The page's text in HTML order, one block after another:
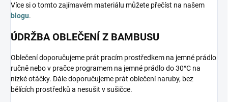
Více si o tomto zajímavém materiálu můžete přečíst na našem
blogu.
ÚDRŽBA OBLEČENÍ Z BAMBUSU
Oblečení doporučujeme prát pracím prostředkem na jemné prádlo
ručně nebo v pračce programem na jemné prádlo do 30°C na
nízké otáčky. Dále doporučujeme prát oblečení naruby, bez
bělících prostředků a nesušit v sušičce.